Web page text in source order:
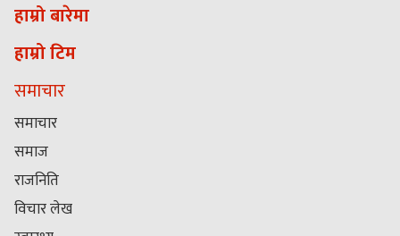
हाम्रो बारेमा
हाम्रो टिम
समाचार
समाचार
समाज
राजनिति
विचार लेख